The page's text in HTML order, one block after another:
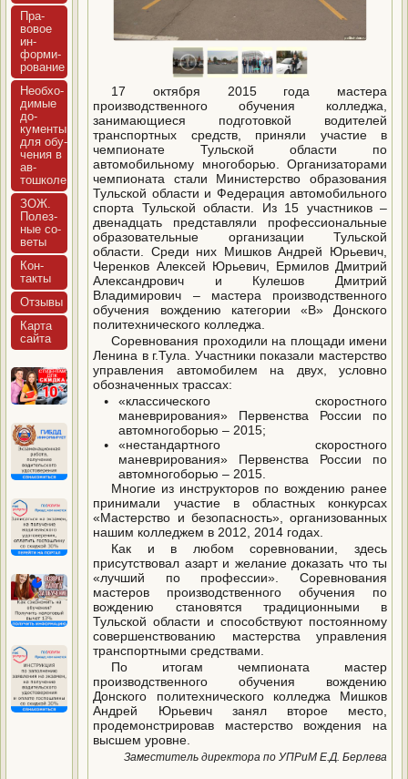
Пра­
вовое
ин­
форми­
рова­ние
Не­об­хо­
димые
до­
кумен­ты
для обу­
чения в
ав­
тошко­ле
ЗОЖ.
Полез­
ные со­
веты
Кон­
такты
Отзы­вы
Кар­та
сай­та
17 октября 2015 года мастера
производственного обучения колледжа,
занимающиеся подготовкой водителей
транспортных средств, приняли участие в
чемпионате Тульской области по
автомобильному многоборью. Организаторами
чемпионата стали Министерство образования
Тульской области и Федерация автомобильного
спорта Тульской области. Из 15 участников ‒
двенадцать представляли профессиональные
образовательные организации Тульской
области. Среди них Мишков Андрей Юрьевич,
Черенков Алексей Юрьевич, Ермилов Дмитрий
Александрович и Кулешов Дмитрий
Владимирович – мастера производственного
обучения вождению категории «В» Донского
политехнического колледжа.
Соревнования проходили на площади имени
Ленина в г.Тула. Участники показали мастерство
управления автомобилем на двух, условно
обозначенных трассах:
«классического скоростного
маневрирования» Первенства России по
автомногоборью – 2015;
«нестандартного скоростного
маневрирования» Первенства России по
автомногоборью – 2015.
Многие из инструкторов по вождению ранее
принимали участие в областных конкурсах
«Мастерство и безопасность», организованных
нашим колледжем в 2012, 2014 годах.
Как и в любом соревновании, здесь
присутствовал азарт и желание доказать что ты
«лучший по профессии». Соревнования
мастеров производственного обучения по
вождению становятся традиционными в
Тульской области и способствуют постоянному
совершенствованию мастерства управления
транспортными средствами.
По итогам чемпионата мастер
производственного обучения вождению
Донского политехнического колледжа Мишков
Андрей Юрьевич занял второе место,
продемонстрировав мастерство вождения на
высшем уровне.
Заместитель директора по УПРиМ Е.Д. Берлева